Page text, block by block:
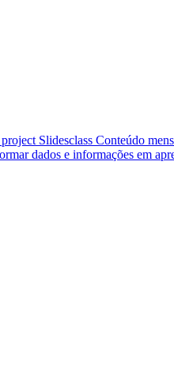
Slidesclass Conteúdo
dados e informações em